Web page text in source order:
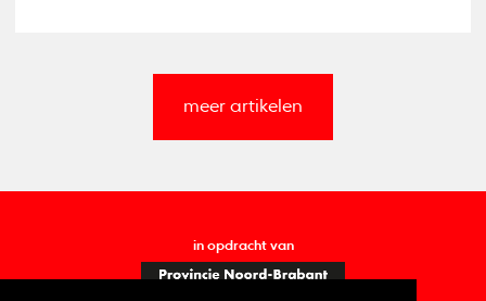
meer artikelen
in opdracht van